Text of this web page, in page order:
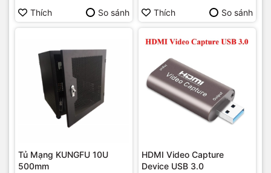
Thích So sánh Thích So sánh
Tủ Mạng KUNGFU 10U
500mm
HDMI Video Capture
Device USB 3.0